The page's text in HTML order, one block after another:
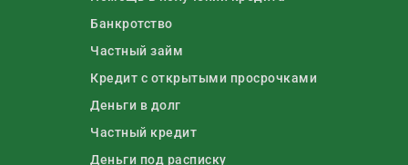
Банкротство
Частный займ
Кредит с открытыми просрочками
Деньги в долг
Частный кредит
Деньги под расписку